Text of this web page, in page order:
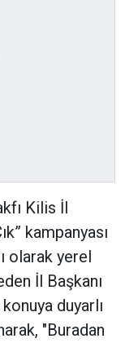
Kilis İl
kampanyası
olarak yerel
İl Başkanı
duyarlı
"Buradan